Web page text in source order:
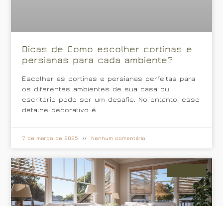
Dicas de Como escolher cortinas e
persianas para cada ambiente?
Escolher as cortinas e persianas perfeitas para
os diferentes ambientes de sua casa ou
escritório pode ser um desafio. No entanto, esse
detalhe decorativo é
7 de março de 2025 Nenhum comentário